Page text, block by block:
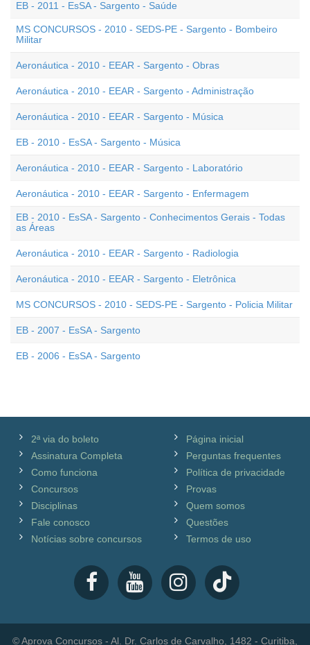
EB - 2011 - EsSA - Sargento - Saúde
MS CONCURSOS - 2010 - SEDS-PE - Sargento - Bombeiro
Militar
Aeronáutica - 2010 - EEAR - Sargento - Obras
Aeronáutica - 2010 - EEAR - Sargento - Administração
Aeronáutica - 2010 - EEAR - Sargento - Música
EB - 2010 - EsSA - Sargento - Música
Aeronáutica - 2010 - EEAR - Sargento - Laboratório
Aeronáutica - 2010 - EEAR - Sargento - Enfermagem
EB - 2010 - EsSA - Sargento - Conhecimentos Gerais - Todas
as Áreas
Aeronáutica - 2010 - EEAR - Sargento - Radiologia
Aeronáutica - 2010 - EEAR - Sargento - Eletrônica
MS CONCURSOS - 2010 - SEDS-PE - Sargento - Policia Militar
EB - 2007 - EsSA - Sargento
EB - 2006 - EsSA - Sargento
2ª via do boleto
Assinatura Completa
Como funciona
Concursos
Disciplinas
Fale conosco
Notícias sobre concursos
Página inicial
Perguntas frequentes
Política de privacidade
Provas
Quem somos
Questões
Termos de uso
© Aprova Concursos - Al. Dr. Carlos de Carvalho, 1482 - Curitiba,